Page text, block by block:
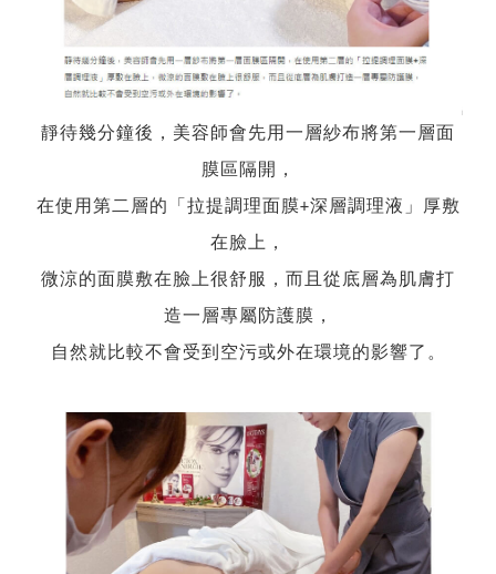
靜待幾分鐘後，美容師會先用一層紗布將第一層面
膜區隔開，
在使用第二層的「拉提調理面膜+深層調理液」厚敷
在臉上，
微涼的面膜敷在臉上很舒服，而且從底層為肌膚打
造一層專屬防護膜，
自然就比較不會受到空污或外在環境的影響了。